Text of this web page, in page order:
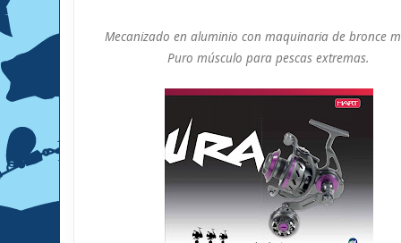
Mecanizado en aluminio con maquinaria de bronce
Puro músculo para pescas extremas.